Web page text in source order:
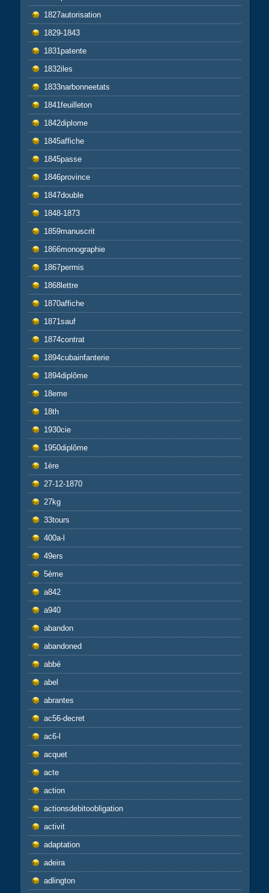
1827autorisation
1829-1843
1831patente
1832iles
1833narbonneetats
1841feuilleton
1842diplome
1845affiche
1845passe
1846province
1847double
1848-1873
1859manuscrit
1866monographie
1867permis
1868lettre
1870affiche
1871sauf
1874contrat
1894cubainfanterie
1894diplôme
18eme
18th
1930cie
1950diplôme
1ère
27-12-1870
27kg
33tours
400a-l
49ers
5ème
a842
a940
abandon
abandoned
abbé
abel
abrantes
ac56-decret
ac6-l
acquet
acte
action
actionsdebitoobligation
activit
adaptation
adeira
adlington